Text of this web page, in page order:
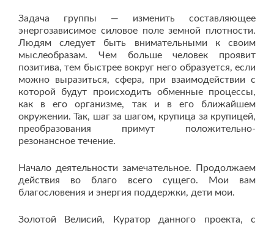
Задача группы — изменить составляющее
энергозависимое силовое поле земной плотности.
Людям следует быть внимательными к своим
мыслеобразам. Чем больше человек проявит
позитива, тем быстрее вокруг него образуется, если
можно выразиться, сфера, при взаимодействии с
которой будут происходить обменные процессы,
как в его организме, так и в его ближайшем
окружении. Так, шаг за шагом, крупица за крупицей,
преобразования примут положительно-
резонансное течение.
Начало деятельности замечательное. Продолжаем
действия во благо всего сущего. Мои вам
благословения и энергия поддержки, дети мои.
Золотой Велисий, Куратор данного проекта, с